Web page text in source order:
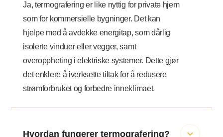
Ja, termografering er like nyttig for private hjem
som for kommersielle bygninger. Det kan
hjelpe med å avdekke energitap, som dårlig
isolerte vinduer eller vegger, samt
overoppheting i elektriske systemer. Dette gjør
det enklere å iverksette tiltak for å redusere
strømforbruket og forbedre inneklimaet.
Hvordan fungerer termografering?